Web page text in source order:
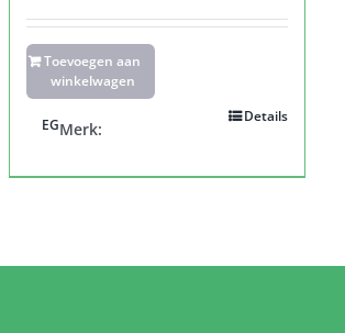
Toevoegen aan
winkelwagen
Details
Merk:
EG